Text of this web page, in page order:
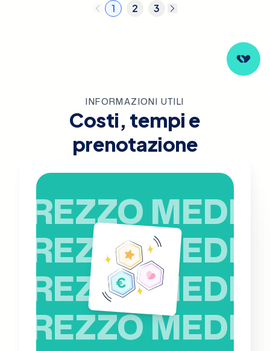
1 2 3
INFORMAZIONI UTILI
Costi, tempi e
prenotazione
PREZZO MEDIO
PREZZO MEDIO
PREZZO MEDIO
PREZZO MEDIO